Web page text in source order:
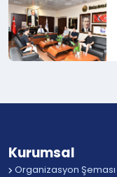
Kurumsal
Organizasyon Şeması